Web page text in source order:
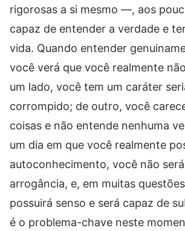
rigorosas a si mesmo —, aos
capaz de entender a verdade e
vida. Quando entender
você verá que você realmente
um lado, você tem um caráter
corrompido; de outro, você
coisas e não entende nenhuma
um dia em que você realmente
autoconhecimento, você não
arrogância, e, em muitas
possuirá senso e será capaz de
é o problema-chave neste